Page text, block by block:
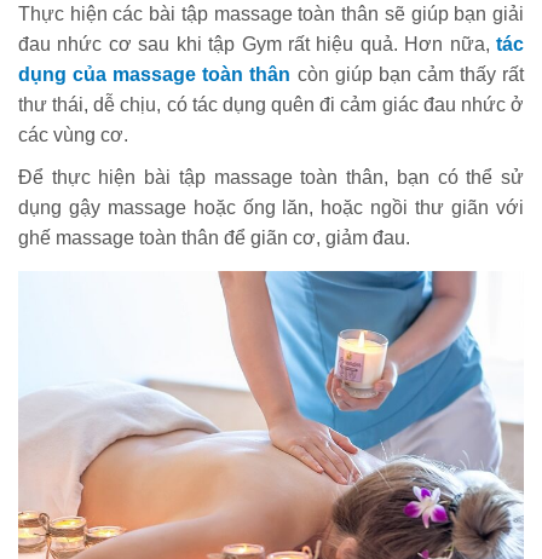
Thực hiện các bài tập massage toàn thân sẽ giúp bạn giải
đau nhức cơ sau khi tập Gym rất hiệu quả. Hơn nữa, tác
dụng của massage toàn thân còn giúp bạn cảm thấy rất
thư thái, dễ chịu, có tác dụng quên đi cảm giác đau nhức ở
các vùng cơ.
Để thực hiện bài tập massage toàn thân, bạn có thể sử
dụng gậy massage hoặc ống lăn, hoặc ngồi thư giãn với
ghế massage toàn thân để giãn cơ, giảm đau.